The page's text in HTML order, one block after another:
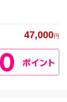
47,000円